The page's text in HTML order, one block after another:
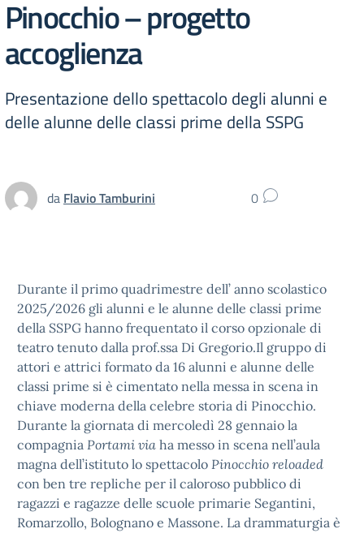
Pinocchio – progetto
accoglienza
Presentazione dello spettacolo degli alunni e
delle alunne delle classi prime della SSPG
da Flavio Tamburini 0
Durante il primo quadrimestre dell’ anno scolastico
2025/2026 gli alunni e le alunne delle classi prime
della SSPG hanno frequentato il corso opzionale di
teatro tenuto dalla prof.ssa Di Gregorio.Il gruppo di
attori e attrici formato da 16 alunni e alunne delle
classi prime si è cimentato nella messa in scena in
chiave moderna della celebre storia di Pinocchio.
Durante la giornata di mercoledì 28 gennaio la
compagnia Portami via ha messo in scena nell’aula
magna dell’istituto lo spettacolo Pinocchio reloaded
con ben tre repliche per il caloroso pubblico di
ragazzi e ragazze delle scuole primarie Segantini,
Romarzollo, Bolognano e Massone. La drammaturgia è